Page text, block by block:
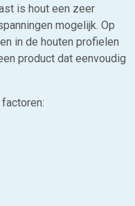
is hout een zeer
mogelijk. Op
in de houten profielen
product dat eenvoudig